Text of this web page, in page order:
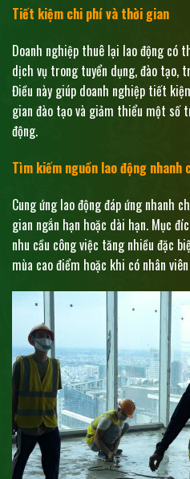
Tiết kiệm chi phí và thời gian
Doanh nghiệp thuê lại lao động có
dịch vụ trong tuyển dụng, đào tạo,
Điều này giúp doanh nghiệp tiết
gian đào tạo và giảm thiểu một số
động.
Tìm kiếm nguồn lao động nhanh
Cung ứng lao động đáp ứng nhanh
gian ngắn hạn hoặc dài hạn. Mục
nhu cầu công việc tăng nhiều đặc
mùa cao điểm hoặc khi có nhân